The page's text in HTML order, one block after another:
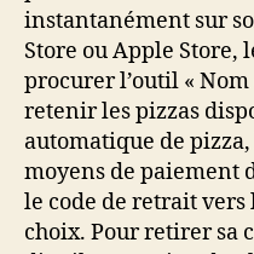
instantanément sur
Store ou Apple Store,
procurer l’outil «
retenir les pizzas
automatique de
moyens de paiement
le code de retrait
choix. Pour retirer sa